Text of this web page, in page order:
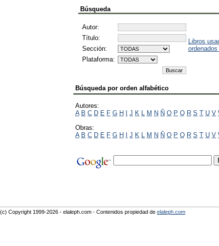
Búsqueda
Autor:
Título:
Sección:
Plataforma:
Libros
Búsqueda por orden alfabético
Autores:
A B C D E F G H I J K L M N Ñ O P Q R S T U V
Obras:
A B C D E F G H I J K L M N Ñ O P Q R S T U V
(c) Copyright 1999-2026 - elaleph.com - Contenidos propiedad de elaleph.com